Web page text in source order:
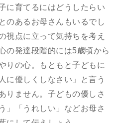
に育てるにはどうしたらい
のあるお母さんもいるでし
視点に立って気持ちを考え
の発達段階的には5歳頃から
りの心。もともと子どもに
に優しくしなさい」と言う
りません。子どもの優しさ
」「うれしい」などお母さ